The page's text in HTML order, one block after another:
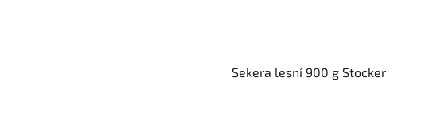
Sekera lesní 900 g Stocker